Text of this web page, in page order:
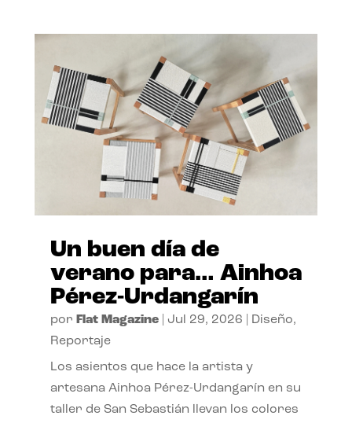
Un buen día de
verano para… Ainhoa
Pérez-Urdangarín
por Flat Magazine| Jul 29, 2026 Diseño,
Reportaje
Los asientos que hace la artista y
artesana Ainhoa Pérez-Urdangarín en su
taller de San Sebastián llevan los colores